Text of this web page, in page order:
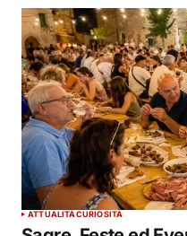
ATTUALITÀCURIOSITÀ